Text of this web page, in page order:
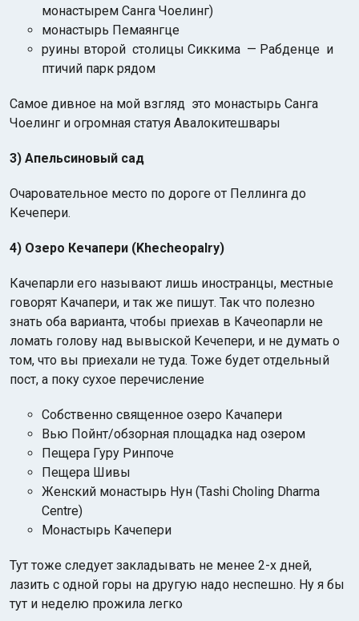
монастырем Санга Чоелинг)
монастырь Пемаянгце
руины второй столицы Сиккима — Рабденце и
птичий парк рядом
Самое дивное на мой взгляд это монастырь Санга
Чоелинг и огромная статуя Авалокитешвары
3) Апельсиновый сад
Очаровательное место по дороге от Пеллинга до
Кечепери.
4) Озеро Кечапери (Khecheopalry)
Качепарли его называют лишь иностранцы, местные
говорят Качапери, и так же пишут. Так что полезно
знать оба варианта, чтобы приехав в Качеопарли не
ломать голову над вывыской Кечепери, и не думать о
том, что вы приехали не туда. Тоже будет отдельный
пост, а поку сухое перечисление
Собственно священное озеро Качапери
Вью Пойнт/обзорная площадка над озером
Пещера Гуру Ринпоче
Пещера Шивы
Женский монастырь Нун (Tashi Choling Dharma
Centre)
Монастырь Качепери
Тут тоже следует закладывать не менее 2-х дней,
лазить с одной горы на другую надо неспешно. Ну я бы
тут и неделю прожила легко